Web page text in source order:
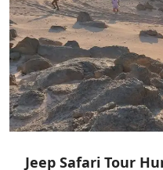
Jeep Safari Tour